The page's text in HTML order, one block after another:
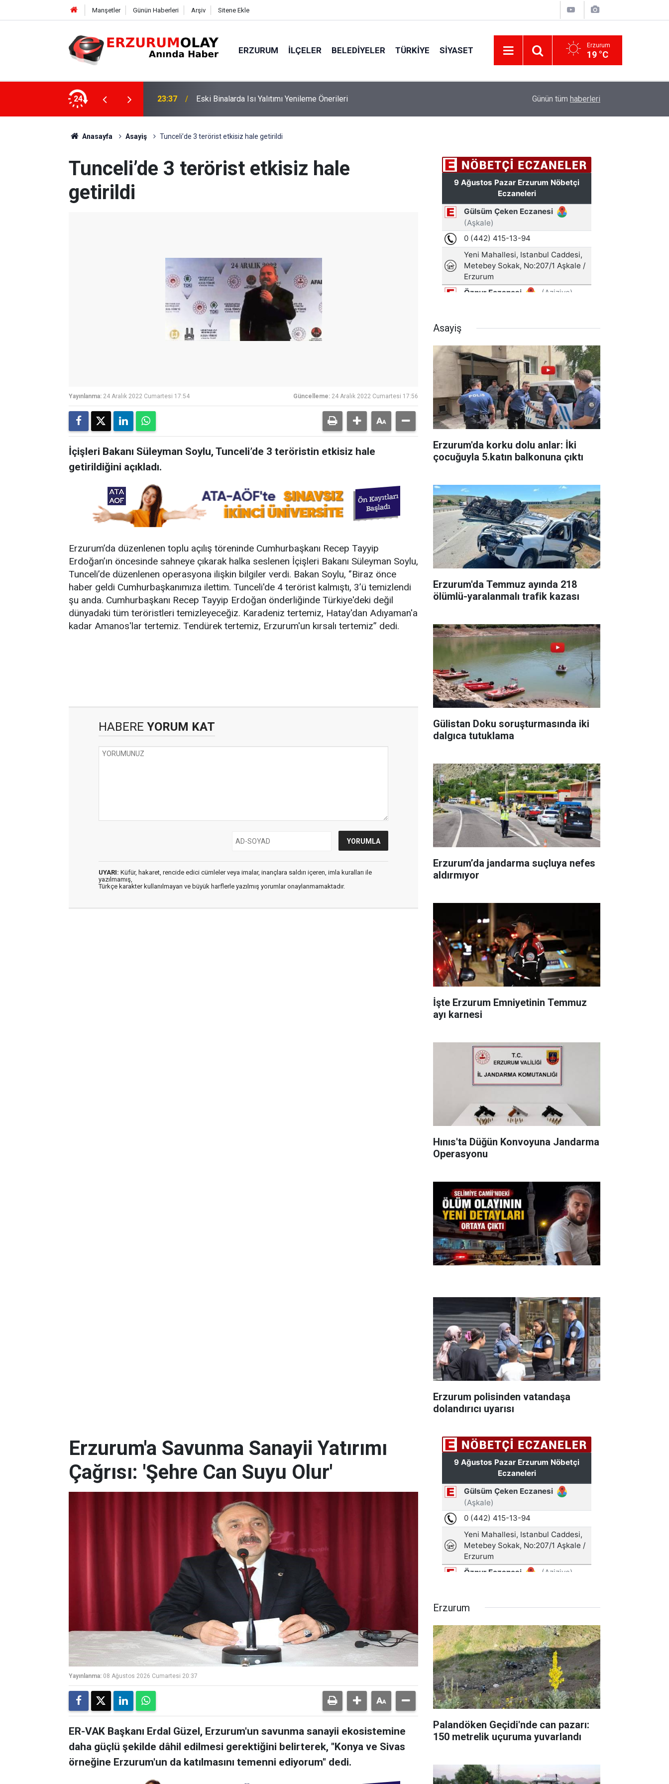
Manşetler Günün Haberleri Arşiv Sitene Ekle
ERZURUM İLÇELER BELEDIYELER TÜRKIYE SIYASET Erzurum
19 °C
24 23:36 Yeterlik Dosyasında İş Deneyim Güncelleme Önerileri Erzurum'da korku dolu anlar: İki çocuğuyla
Günün tüm haberleri
Anasayfa Asayiş Tunceli’de 3 terörist etkisiz hale getirildi
Tunceli’de 3 terörist etkisiz hale
getirildi
Yayınlanma: 24 Aralık 2022 Cumartesi 17:54 Güncelleme: 24 Aralık 2022 Cumartesi 17:56
İçişleri Bakanı Süleyman Soylu, Tunceli’de 3 teröristin etkisiz hale
getirildiğini açıkladı.
Erzurum’da düzenlenen toplu açılış töreninde Cumhurbaşkanı Recep Tayyip
Erdoğan’ın öncesinde sahneye çıkarak halka seslenen İçişleri Bakanı Süleyman Soylu,
Tunceli’de düzenlenen operasyona ilişkin bilgiler verdi. Bakan Soylu, ‘’Biraz önce
haber geldi Cumhurbaşkanımıza ilettim. Tunceli'de 4 terörist kalmıştı, 3’ü temizlendi
şu anda. Cumhurbaşkanı Recep Tayyip Erdoğan önderliğinde Türkiye'deki değil
dünyadaki tüm teröristleri temizleyeceğiz. Karadeniz tertemiz, Hatay'dan Adıyaman'a
kadar Amanos'lar tertemiz. Tendürek tertemiz, Erzurum'un kırsalı tertemiz’’ dedi.
HABERE YORUM KAT
UYARI: Küfür, hakaret, rencide edici cümleler veya imalar, inançlara saldırı içeren, imla kuralları ile
yazılmamış,
Türkçe karakter kullanılmayan ve büyük harflerle yazılmış yorumlar onaylanmamaktadır.
Asayiş
Erzurum'da korku dolu anlar: İki
çocuğuyla 5.katın balkonuna çıktı
Erzurum'da Temmuz ayında 218
ölümlü-yaralanmalı trafik kazası
Gülistan Doku soruşturmasında iki
dalgıca tutuklama
Erzurum’da jandarma suçluya nefes
aldırmıyor
İşte Erzurum Emniyetinin Temmuz
ayı karnesi
Hınıs'ta Düğün Konvoyuna Jandarma
Operasyonu
Erzurum polisinden vatandaşa
dolandırıcı uyarısı
Erzurum'a Savunma Sanayii Yatırımı
Çağrısı: 'Şehre Can Suyu Olur'
Yayınlanma: 08 Ağustos 2026 Cumartesi 20:37
ER-VAK Başkanı Erdal Güzel, Erzurum'un savunma sanayii ekosistemine
daha güçlü şekilde dâhil edilmesi gerektiğini belirterek, "Konya ve Sivas
örneğine Erzurum'un da katılmasını temenni ediyorum" dedi.
Erzurum
Palandöken Geçidi'nde can pazarı:
150 metrelik uçuruma yuvarlandı